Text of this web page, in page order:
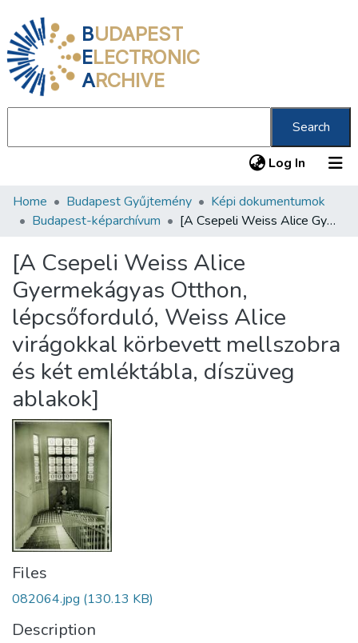
BUDAPEST
ELECTRONIC
ARCHIVE
Search
Log In (current)
Communities & Collections
Statistics
About us
Home Budapest Gyűjtemény
Képi dokumentumok
Budapest-képarchívum
[A Csepeli Weiss Alice Gyermekágyas Otthon, lépcsőforduló, Weiss Alice virágokkal körbevett mellszobra és két emléktábla, díszüveg ablakok]
[A Csepeli Weiss Alice
Gyermekágyas Otthon,
lépcsőforduló, Weiss Alice
virágokkal körbevett mellszobra
és két emléktábla, díszüveg
ablakok]
Files
082064.jpg (130.13 KB)
Description